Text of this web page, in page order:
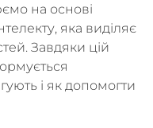
на основі
яка виділяє
Завдяки цій
і як допомогти